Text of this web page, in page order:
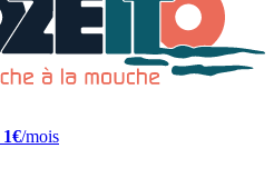
1€/mois